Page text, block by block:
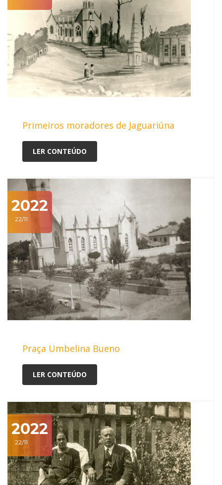
Primeiros moradores de Jaguariúna
LER CONTEÚDO
2022
22/11
Praça Umbelina Bueno
LER CONTEÚDO
2022
22/11